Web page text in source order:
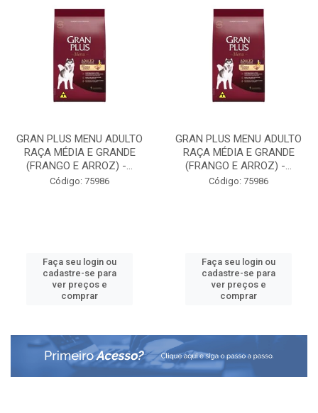
GRAN PLUS MENU ADULTO
RAÇA MÉDIA E GRANDE
(FRANGO E ARROZ) -...
Código: 75986
Faça seu login ou
cadastre-se para
ver preços e
comprar
GRAN PLUS MENU ADULTO
RAÇA MÉDIA E GRANDE
(FRANGO E ARROZ) -...
Código: 75986
Faça seu login ou
cadastre-se para
ver preços e
comprar